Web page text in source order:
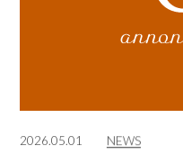
2026.05.01 NEWS